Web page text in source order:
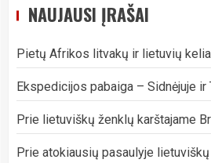
NAUJAUSI ĮRAŠAI
Pietų Afrikos litvakų ir lietuvių
Ekspedicijos pabaiga – Sidnėjuje ir
Prie lietuviškų ženklų karštajame
Prie atokiausių pasaulyje